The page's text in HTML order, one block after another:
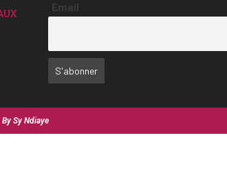
Email
Sy Ndiaye